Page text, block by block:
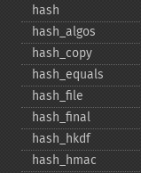
hash
hash_​algos
hash_​copy
hash_​equals
hash_​file
hash_​final
hash_​hkdf
hash_​hmac